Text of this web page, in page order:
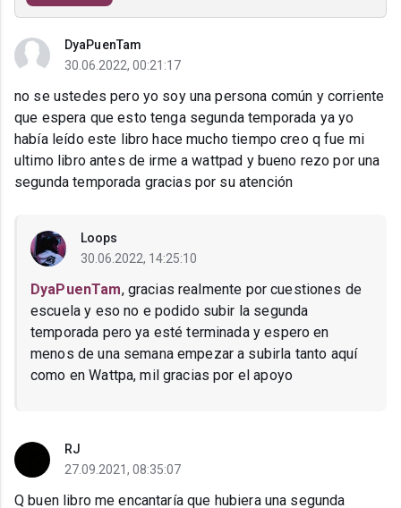
DyaPuenTam
30.06.2022, 00:21:17
no se ustedes pero yo soy una persona común y corriente
que espera que esto tenga segunda temporada ya yo
había leído este libro hace mucho tiempo creo q fue mi
ultimo libro antes de irme a wattpad y bueno rezo por una
segunda temporada gracias por su atención
Loops
30.06.2022, 14:25:10
DyaPuenTam, gracias realmente por cuestiones de
escuela y eso no e podido subir la segunda
temporada pero ya esté terminada y espero en
menos de una semana empezar a subirla tanto aquí
como en Wattpa, mil gracias por el apoyo
RJ
27.09.2021, 08:35:07
Q buen libro me encantaría que hubiera una segunda